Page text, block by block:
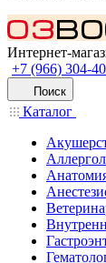
Интернет-
+7 (966) 304-
Поиск
Каталог